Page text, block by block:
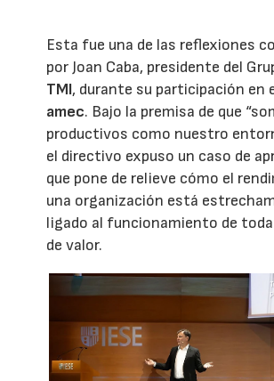
Esta fue una de las reflexiones
por Joan Caba, presidente del
TMI, durante su participación en
amec. Bajo la premisa de que
productivos como nuestro
el directivo expuso un caso de
que pone de relieve cómo el
una organización está
ligado al funcionamiento de toda
de valor.